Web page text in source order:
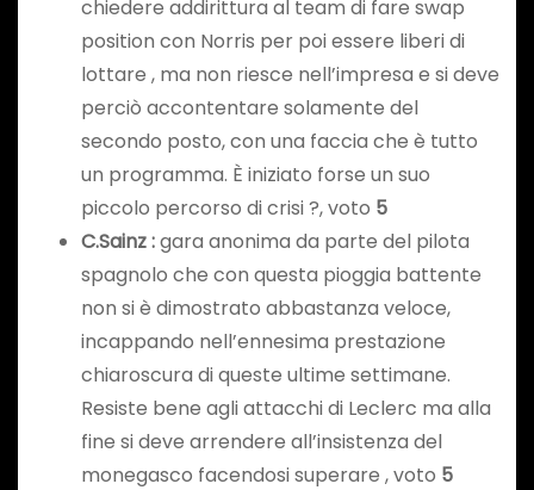
chiedere addirittura al team di fare swap
position con Norris per poi essere liberi di
lottare , ma non riesce nell’impresa e si deve
perciò accontentare solamente del
secondo posto, con una faccia che è tutto
un programma. È iniziato forse un suo
piccolo percorso di crisi ?, voto 5
C.Sainz:gara anonima da parte del pilota
spagnolo che con questa pioggia battente
non si è dimostrato abbastanza veloce,
incappando nell’ennesima prestazione
chiaroscura di queste ultime settimane.
Resiste bene agli attacchi di Leclerc ma alla
fine si deve arrendere all’insistenza del
monegasco facendosi superare , voto 5